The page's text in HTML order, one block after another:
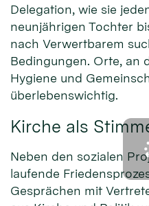
Delegation, wie sie
neunjährigen Tochter
nach Verwertbarem
Bedingungen. Orte, an
Hygiene und
überlebenswichtig.
Kirche als
Neben den sozialen
laufende
Gesprächen mit